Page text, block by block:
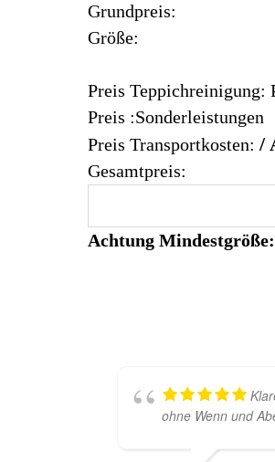
Grundpreis:
Größe:
Preis Teppichreinigung:
Preis :Sonderleistungen
Preis Transportkosten: /
Gesamtpreis:
Achtung
ohne Wenn und